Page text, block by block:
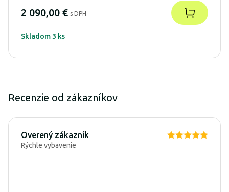
2 090,00 € s DPH
Skladom 3 ks
Recenzie od zákazníkov
Overený zákazník
Rýchle vybavenie